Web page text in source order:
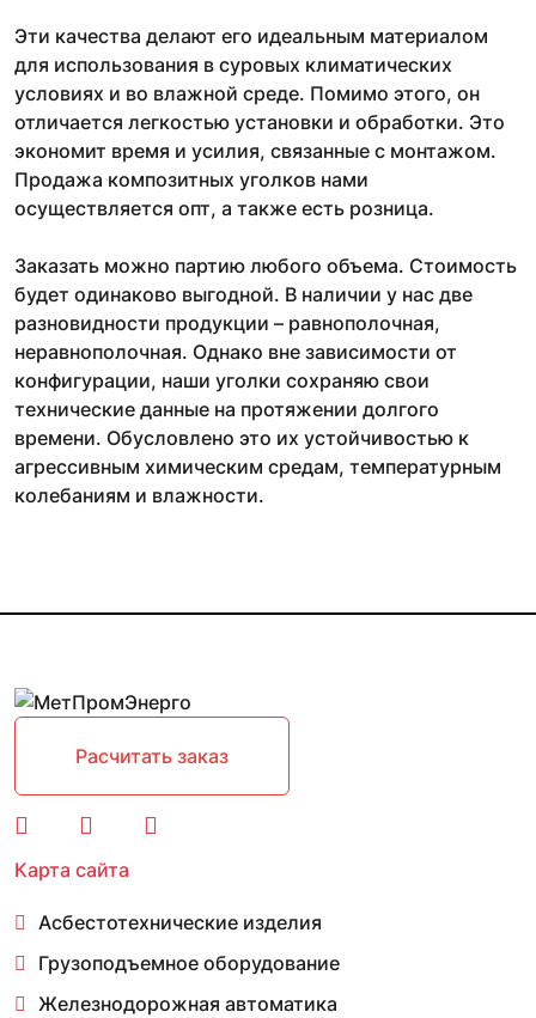
Эти качества делают его идеальным материалом
для использования в суровых климатических
условиях и во влажной среде. Помимо этого, он
отличается легкостью установки и обработки. Это
экономит время и усилия, связанные с монтажом.
Продажа композитных уголков нами
осуществляется опт, а также есть розница.
Заказать можно партию любого объема. Стоимость
будет одинаково выгодной. В наличии у нас две
разновидности продукции – равнополочная,
неравнополочная. Однако вне зависимости от
конфигурации, наши уголки сохраняю свои
технические данные на протяжении долгого
времени. Обусловлено это их устойчивостью к
агрессивным химическим средам, температурным
колебаниям и влажности.
Расчитать заказ
Карта сайта
Асбестотехнические изделия
Грузоподъемное оборудование
Железнодорожная автоматика